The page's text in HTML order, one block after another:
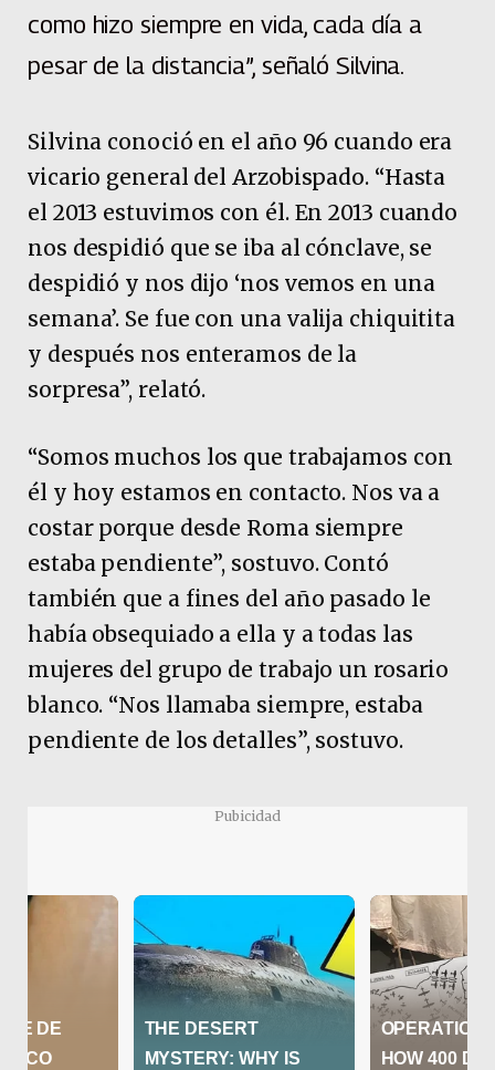
como hizo siempre en vida, cada día a
pesar de la distancia”, señaló Silvina.
Silvina conoció en el año 96 cuando era
vicario general del Arzobispado. “Hasta
el 2013 estuvimos con él. En 2013 cuando
nos despidió que se iba al cónclave, se
despidió y nos dijo ‘nos vemos en una
semana’. Se fue con una valija chiquitita
y después nos enteramos de la
sorpresa”, relató.
“Somos muchos los que trabajamos con
él y hoy estamos en contacto. Nos va a
costar porque desde Roma siempre
estaba pendiente”, sostuvo. Contó
también que a fines del año pasado le
había obsequiado a ella y a todas las
mujeres del grupo de trabajo un rosario
blanco. “Nos llamaba siempre, estaba
pendiente de los detalles”, sostuvo.
Pubicidad